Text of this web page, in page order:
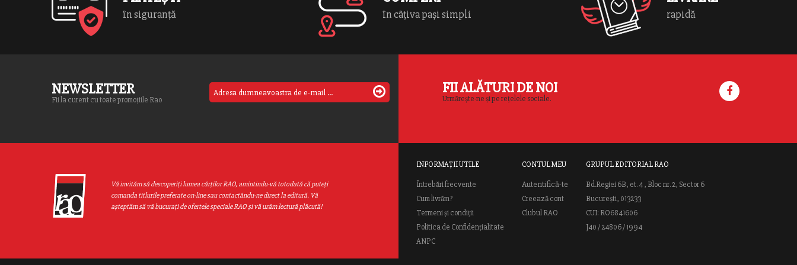
în siguranță în câțiva pași simpli rapidă
NEWSLETTER
Fii la curent cu toate promoțiile Rao
FII ALĂTURI DE NOI
Urmărește-ne și pe rețelele sociale.
Vă invităm să descoperiţi lumea cărţilor RAO, amintindu-vă totodată că puteţi
comanda titlurile preferate on-line sau contactându-ne direct la editură. Vă
aşteptăm să vă bucuraţi de ofertele speciale RAO şi vă urăm lectură plăcută!
INFORMAȚII UTILE
Întrebări frecvente
Cum livrăm?
Termeni și condiții
Politica de Confidențialitate
ANPC
CONTUL MEU
Autentifică-te
Creează cont
Clubul RAO
GRUPUL EDITORIAL RAO
Bd.Regiei 6B, et. 4 , Bloc nr. 2, Sector 6
București, 013233
CUI: RO6841606
J40 / 24806 / 1994